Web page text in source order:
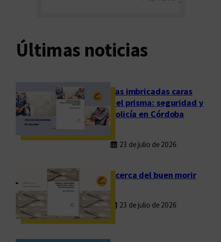
Últimas noticias
Las imbricadas caras
del prisma: seguridad y
policía en Córdoba
23 de julio de 2026
Acerca del buen morir
23 de julio de 2026